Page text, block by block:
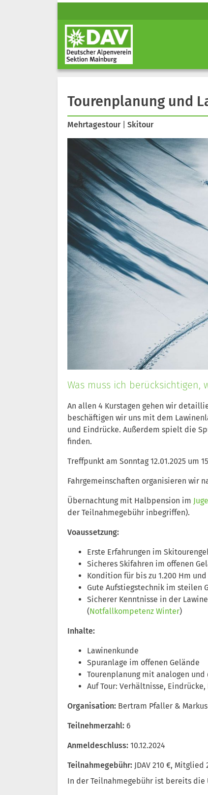
Tourenplanung und
Mehrtagestour| Skitour
Was muss ich berücksichtigen,
An allen 4 Kurstagen gehen wir
beschäftigen wir uns mit dem
und Eindrücke. Außerdem spielt die
finden.
Treffpunkt am Sonntag 12.01.2025 um
Fahrgemeinschaften organisieren wir
Übernachtung mit Halbpension im
der Teilnahmegebühr inbegriffen).
Voaussetzung:
Erste Erfahrungen im
Sicheres Skifahren im offenen
Kondition für bis zu 1.200 Hm
Gute Aufstiegstechnik im steilen
Sicherer Kenntnisse in der
(Notfallkompetenz Winter)
Inhalte:
Lawinenkunde
Spuranlage im offenen Gelände
Tourenplanung mit analogen
Auf Tour: Verhältnisse,
Organisation: Bertram Pfaller &
Teilnehmerzahl: 6
Anmeldeschluss: 10.12.2024
Teilnahmegebühr: JDAV 210 €, Mitglied
In der Teilnahmegebühr ist bereits